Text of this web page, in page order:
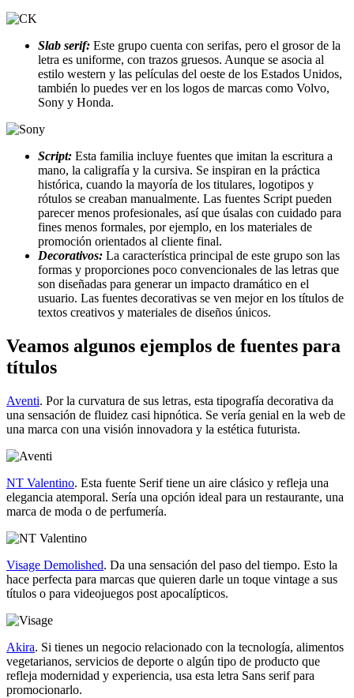
Slab serif: Este grupo cuenta con serifas, pero el grosor de la
letra es uniforme, con trazos gruesos. Aunque se asocia al
estilo western y las películas del oeste de los Estados Unidos,
también lo puedes ver en los logos de marcas como Volvo,
Sony y Honda.
Script: Esta familia incluye fuentes que imitan la escritura a
mano, la caligrafía y la cursiva. Se inspiran en la práctica
histórica, cuando la mayoría de los titulares, logotipos y
rótulos se creaban manualmente. Las fuentes Script pueden
parecer menos profesionales, así que úsalas con cuidado para
fines menos formales, por ejemplo, en los materiales de
promoción orientados al cliente final.
Decorativos: La característica principal de este grupo son las
formas y proporciones poco convencionales de las letras que
son diseñadas para generar un impacto dramático en el
usuario. Las fuentes decorativas se ven mejor en los títulos de
textos creativos y materiales de diseños únicos.
Veamos algunos ejemplos de fuentes para
títulos
Aventi. Por la curvatura de sus letras, esta tipografía decorativa da
una sensación de fluidez casi hipnótica. Se vería genial en la web de
una marca con una visión innovadora y la estética futurista.
NT Valentino. Esta fuente Serif tiene un aire clásico y refleja una
elegancia atemporal. Sería una opción ideal para un restaurante, una
marca de moda o de perfumería.
Visage Demolished. Da una sensación del paso del tiempo. Esto la
hace perfecta para marcas que quieren darle un toque vintage a sus
títulos o para videojuegos post apocalípticos.
Akira. Si tienes un negocio relacionado con la tecnología, alimentos
vegetarianos, servicios de deporte o algún tipo de producto que
refleja modernidad y experiencia, usa esta letra Sans serif para
promocionarlo.